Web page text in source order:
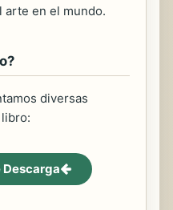
arte en el mundo.
diversas
Descarga